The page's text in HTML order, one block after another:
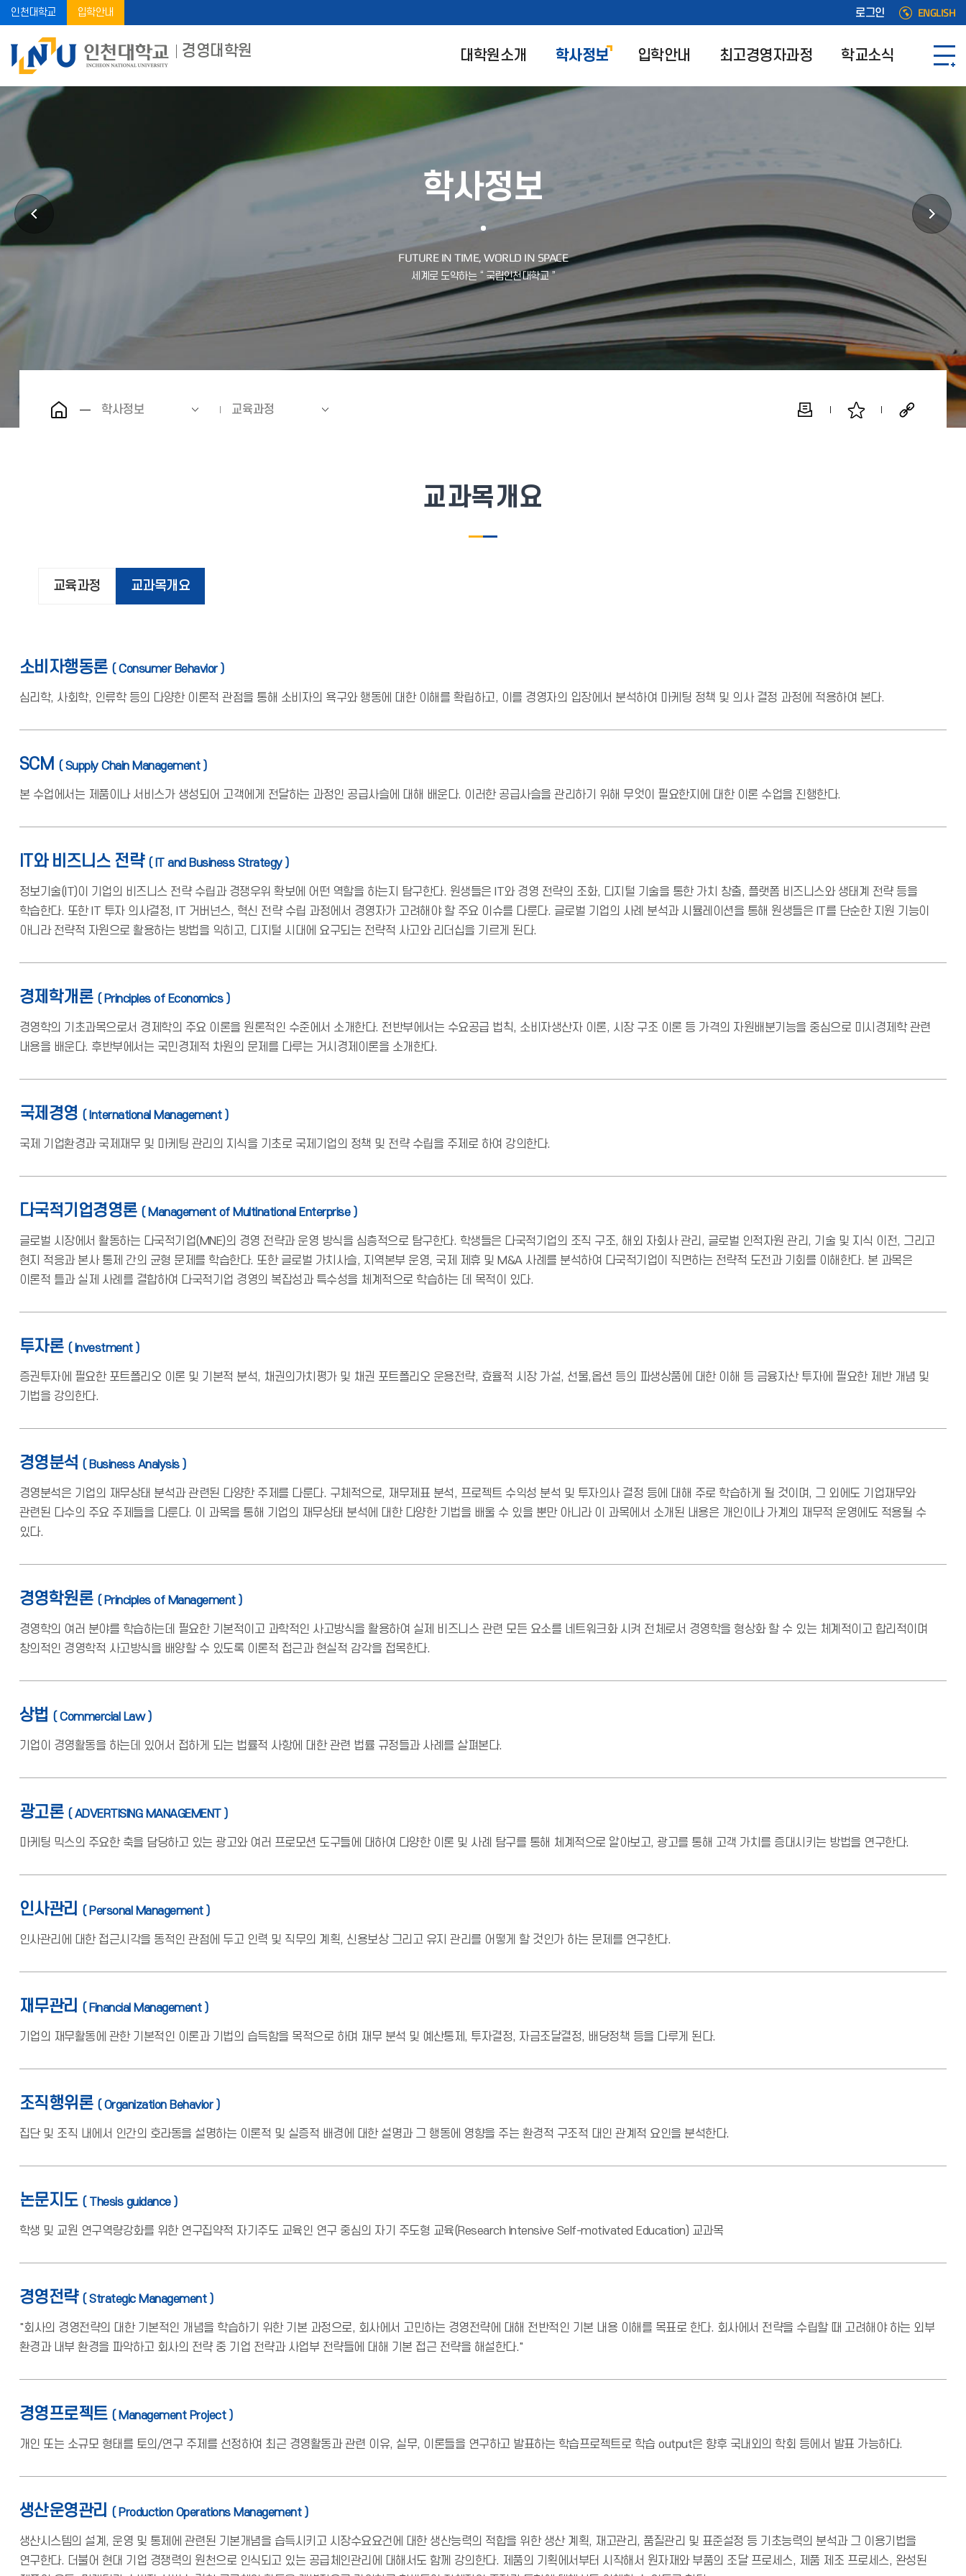
인천대학교 입학안내 로그인 ENGLISH
경영대학원 대학원소개 학사정보 입학안내 최고경영자과정 학교소식
학사정보
학사정보 교육과정
교과목개요
교육과정 교과목개요
소비자행동론 ( Consumer Behavior )
심리학, 사회학, 인류학 등의 다양한 이론적 관점을 통해 소비자의 욕구와 행동에 대한 이해를 확립하고, 이를 경영자의 입장에서 분석하여 마케팅 정책 및 의사 결정 과정에 적용하여 본다.
SCM ( Supply Chain Management )
본 수업에서는 제품이나 서비스가 생성되어 고객에게 전달하는 과정인 공급사슬에 대해 배운다. 이러한 공급사슬을 관리하기 위해 무엇이 필요한지에 대한 이론 수업을 진행한다.
IT와 비즈니스 전략 ( IT and Business Strategy )
정보기술(IT)이 기업의 비즈니스 전략 수립과 경쟁우위 확보에 어떤 역할을 하는지 탐구한다. 원생들은 IT와 경영 전략의 조화, 디지털 기술을 통한 가치 창출, 플랫폼 비즈니스와 생태계 전략 등을
학습한다. 또한 IT 투자 의사결정, IT 거버넌스, 혁신 전략 수립 과정에서 경영자가 고려해야 할 주요 이슈를 다룬다. 글로벌 기업의 사례 분석과 시뮬레이션을 통해 원생들은 IT를 단순한 지원 기능이
아니라 전략적 자원으로 활용하는 방법을 익히고, 디지털 시대에 요구되는 전략적 사고와 리더십을 기르게 된다.
경제학개론 ( Principles of Economics )
경영학의 기초과목으로서 경제학의 주요 이론을 원론적인 수준에서 소개한다. 전반부에서는 수요공급 법칙, 소비자생산자 이론, 시장 구조 이론 등 가격의 자원배분기능을 중심으로 미시경제학 관련
내용을 배운다. 후반부에서는 국민경제적 차원의 문제를 다루는 거시경제이론을 소개한다.
국제경영 ( International Management )
국제 기업환경과 국제재무 및 마케팅 관리의 지식을 기초로 국제기업의 정책 및 전략 수립을 주제로 하여 강의한다.
다국적기업경영론 ( Management of Multinational Enterprise )
글로벌 시장에서 활동하는 다국적기업(MNE)의 경영 전략과 운영 방식을 심층적으로 탐구한다. 학생들은 다국적기업의 조직 구조, 해외 자회사 관리, 글로벌 인적자원 관리, 기술 및 지식 이전, 그리고
현지 적응과 본사 통제 간의 균형 문제를 학습한다. 또한 글로벌 가치사슬, 지역본부 운영, 국제 제휴 및 M&A 사례를 분석하여 다국적기업이 직면하는 전략적 도전과 기회를 이해한다. 본 과목은
이론적 틀과 실제 사례를 결합하여 다국적기업 경영의 복잡성과 특수성을 체계적으로 학습하는 데 목적이 있다.
투자론 ( Investment )
증권투자에 필요한 포트폴리오 이론 및 기본적 분석, 채권의가치평가 및 채권 포트폴리오 운용전략, 효율적 시장 가설, 선물,옵션 등의 파생상품에 대한 이해 등 금융자산 투자에 필요한 제반 개념 및
기법을 강의한다.
경영분석 ( Business Analysis )
경영분석은 기업의 재무상태 분석과 관련된 다양한 주제를 다룬다. 구체적으로, 재무제표 분석, 프로젝트 수익성 분석 및 투자의사 결정 등에 대해 주로 학습하게 될 것이며, 그 외에도 기업재무와
관련된 다수의 주요 주제들을 다룬다. 이 과목을 통해 기업의 재무상태 분석에 대한 다양한 기법을 배울 수 있을 뿐만 아니라 이 과목에서 소개된 내용은 개인이나 가계의 재무적 운영에도 적용될 수
있다.
경영학원론 ( Principles of Management )
경영학의 여러 분야를 학습하는데 필요한 기본적이고 과학적인 사고방식을 활용하여 실제 비즈니스 관련 모든 요소를 네트워크화 시켜 전체로서 경영학을 형상화 할 수 있는 체계적이고 합리적이며
창의적인 경영학적 사고방식을 배양할 수 있도록 이론적 접근과 현실적 감각을 접목한다.
상법 ( Commercial Law )
기업이 경영활동을 하는데 있어서 접하게 되는 법률적 사항에 대한 관련 법률 규정들과 사례를 살펴본다.
광고론 ( ADVERTISING MANAGEMENT )
마케팅 믹스의 주요한 축을 담당하고 있는 광고와 여러 프로모션 도구들에 대하여 다양한 이론 및 사례 탐구를 통해 체계적으로 알아보고, 광고를 통해 고객 가치를 증대시키는 방법을 연구한다.
인사관리 ( Personal Management )
인사관리에 대한 접근시각을 동적인 관점에 두고 인력 및 직무의 계획, 신용보상 그리고 유지 관리를 어떻게 할 것인가 하는 문제를 연구한다.
재무관리 ( Financial Management )
기업의 재무활동에 관한 기본적인 이론과 기법의 습득함을 목적으로 하며 재무 분석 및 예산통제, 투자결정, 자금조달결정, 배당정책 등을 다루게 된다.
조직행위론 ( Organization Behavior )
집단 및 조직 내에서 인간의 호라동을 설명하는 이론적 및 실증적 배경에 대한 설명과 그 행동에 영향을 주는 환경적 구조적 대인 관계적 요인을 분석한다.
논문지도 ( Thesis guidance )
학생 및 교원 연구역량강화를 위한 연구집약적 자기주도 교육인 연구 중심의 자기 주도형 교육(Research Intensive Self-motivated Education) 교과목
경영전략 ( Strategic Management )
"회사의 경영전략의 대한 기본적인 개념을 학습하기 위한 기본 과정으로, 회사에서 고민하는 경영전략에 대해 전반적인 기본 내용 이해를 목표로 한다. 회사에서 전략을 수립할 때 고려해야 하는 외부
환경과 내부 환경을 파악하고 회사의 전략 중 기업 전략과 사업부 전략들에 대해 기본 접근 전략을 해설한다."
경영프로젝트 ( Management Project )
개인 또는 소규모 형태를 토의/연구 주제를 선정하여 최근 경영활동과 관련 이유, 실무, 이론들을 연구하고 발표하는 학습프로젝트로 학습 output은 향후 국내외의 학회 등에서 발표 가능하다.
생산운영관리 ( Production Operations Management )
생산시스템의 설계, 운영 및 통제에 관련된 기본개념을 습득시키고 시장수요요건에 대한 생산능력의 적합을 위한 생산 계획, 재고관리, 품질관리 및 표준설정 등 기초능력의 분석과 그 이용기법을
연구한다. 더불어 현대 기업 경쟁력의 원천으로 인식되고 있는 공급체인관리에 대해서도 함께 강의한다. 제품의 기획에서부터 시작해서 원자재와 부품의 조달 프로세스, 제품 제조 프로세스, 완성된